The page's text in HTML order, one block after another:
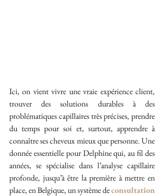
Ici, on vient vivre une vraie expérience client,
trouver des solutions durables à des
problématiques capillaires très précises, prendre
du temps pour soi et, surtout, apprendre à
connaître ses cheveux mieux que personne. Une
donnée essentielle pour Delphine qui, au fil des
années, se spécialise dans l’analyse capillaire
profonde, jusqu’à être la première à mettre en
place, en Belgique, un système de consultation